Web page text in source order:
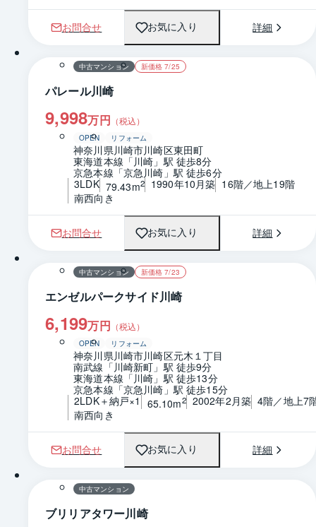
お問合せ お気に入り 詳細
1 / 0 間取り
中古マンション 新価格 7/25
パレール川崎
9,998万円 （税込）
OPEN リフォーム
神奈川県川崎市川崎区東田町
東海道本線「川崎」駅 徒歩8分
京急本線「京急川崎」駅 徒歩6分
3LDK 79.43m2 1990年10月築 16階／地上19階
南西向き
お問合せ お気に入り 詳細
1 / 0 間取り
中古マンション 新価格 7/23
エンゼルパークサイド川崎
6,199万円 （税込）
OPEN リフォーム
神奈川県川崎市川崎区元木１丁目
南武線「川崎新町」駅 徒歩9分
東海道本線「川崎」駅 徒歩13分
京急本線「京急川崎」駅 徒歩15分
2LDK＋納戸×1
65.10m2 2002年2月築 4階／地上7
南西向き
お問合せ お気に入り 詳細
1 / 0 間取り
中古マンション
ブリリアタワー川崎